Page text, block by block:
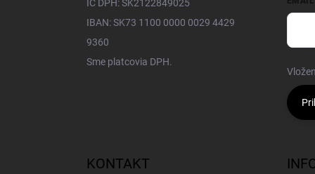
IČ DPH: SK2122849025
IBAN: SK73 1100 0000 0029 4429
9360
Sme platcovia DPH.
KONTAKT